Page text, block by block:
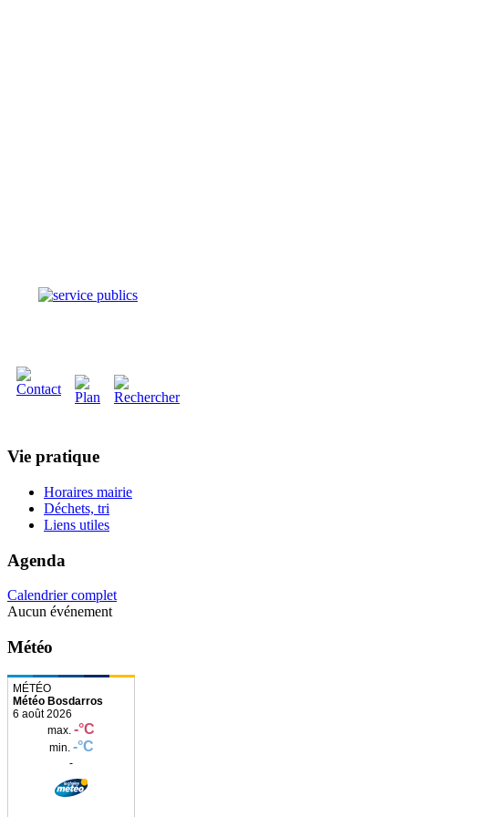
Vie pratique
Horaires mairie
Déchets, tri
Liens utiles
Agenda
Calendrier complet
Aucun événement
Météo
Météo Bosdarros